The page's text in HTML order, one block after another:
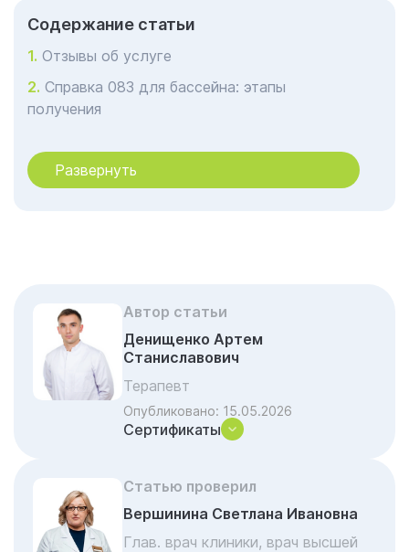
Cодержание статьи
Отзывы об услуге
Справка 083 для бассейна: этапы
получения
Акции и скидки на лечение
Развернуть
Автор статьи
Денищенко Артем
Станиславович
Терапевт
Опубликовано: 15.05.2026
Сертификаты
Статью проверил
Вершинина Светлана Ивановна
Глав. врач клиники, врач высшей